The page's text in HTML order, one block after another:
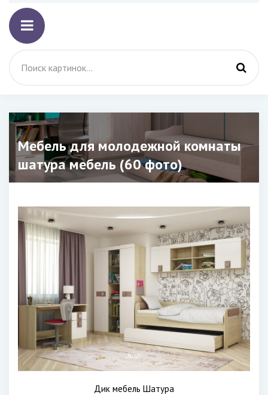
Мебель для молодежной комнаты
шатура мебель (60 фото)
Дик мебель Шатура